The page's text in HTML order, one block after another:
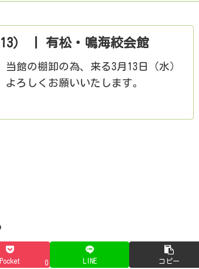
） | 有松・鳴海絞会館
館の棚卸の為、来る3月13日（水）
ろしくお願いいたします。
Pocket 0 LINE コピー